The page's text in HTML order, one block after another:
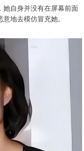
她自身并没有在屏幕前面
地去模仿冒充她。